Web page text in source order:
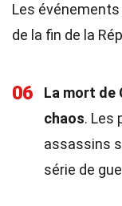
Les
de la fin de la
06
La mort de
chaos. Les
assassins
série de